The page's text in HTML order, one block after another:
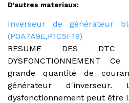
D'autres materiaux:
Inverseur de générateur
(P0A7A9E,P1C5F19)
RESUME DES DTC
DYSFONCTIONNEMENT
grande quantité de
générateur
dysfonctionnement peut être